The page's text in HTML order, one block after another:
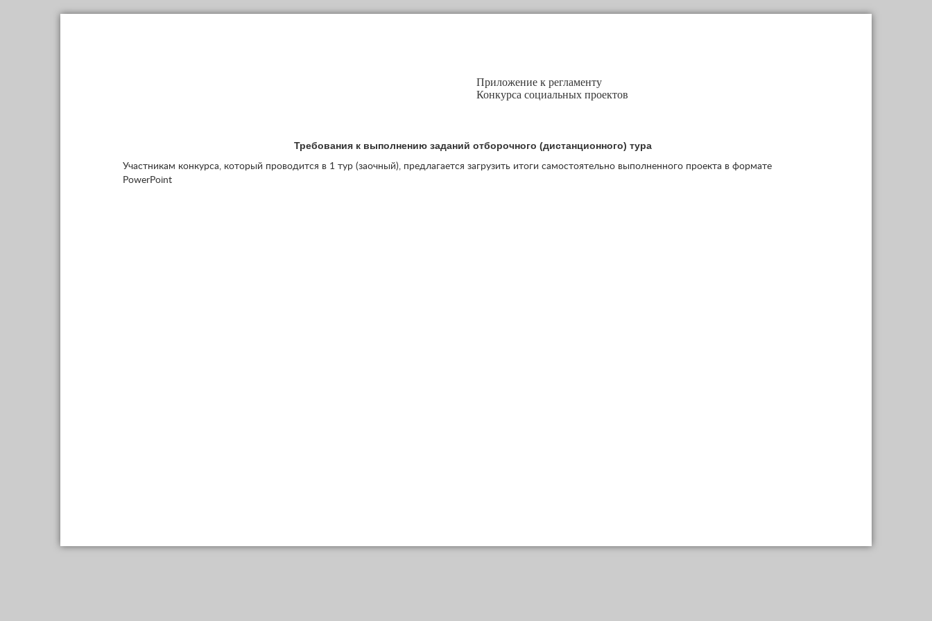
Приложение к регламенту
Конкурса социальных проектов
Требования к выполнению заданий отборочного (дистанционного) тура
Участникам конкурса, который проводится в 1 тур (заочный), предлагается загрузить итоги самостоятельно выполненного проекта в формате
PowerPoint